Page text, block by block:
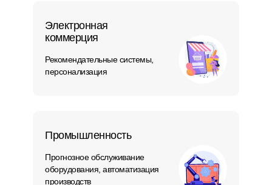
Электронная
коммерция
Рекомендательные системы,
персонализация
Промышленность
Прогнозное обслуживание
оборудования, автоматизация
производств